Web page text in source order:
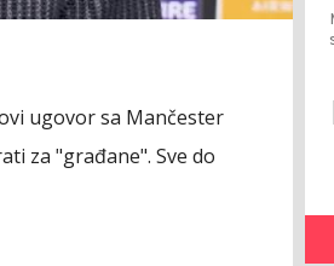
ugovor sa Mančester
za "građane". Sve do